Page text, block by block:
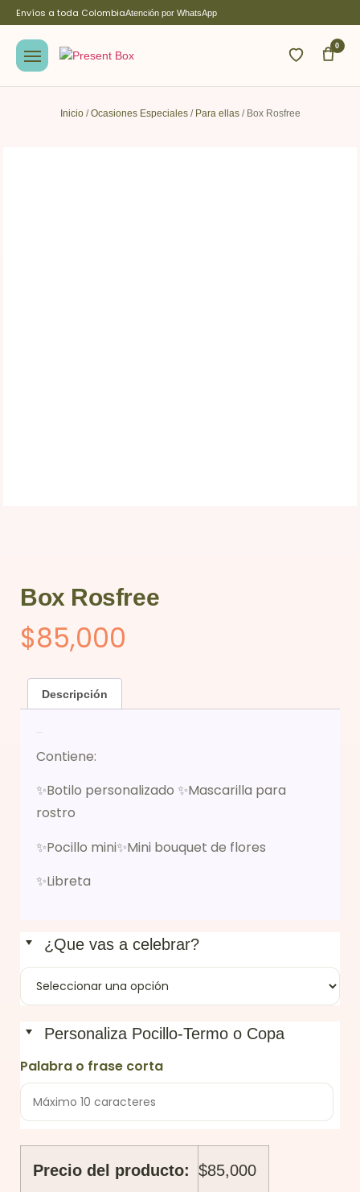
Envíos a toda ColombiaAtención por WhatsApp
0
Inicio/Ocasiones Especiales/ Para ellas/ Box Rosfree
Box Rosfree
$85,000
Descripción
Contiene:
✨Botilo personalizado ✨Mascarilla para
rostro
✨Pocillo mini✨Mini bouquet de flores
✨Libreta
¿Que vas a celebrar?
Personaliza Pocillo-Termo o Copa
Palabra o frase corta
Precio del producto: $85,000